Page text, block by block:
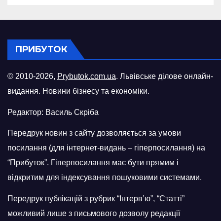
ПРИБУТОК
© 2010-2026, Prybutok.com.ua. Львівське ділове онлайн-
видання. Новини бізнесу та економіки.
Редактор: Василь Скріба
Передрук новин з сайту дозволяється за умови
посилання (для інтернет-видань – гіперпосилання) на
“Прибуток”. Гіперпосилання має бути прямим і
відкритим для індексування пошуковими системами.
Передрук публікацій з рубрик “Інтерв’ю”, “Статті”
можливий лише з письмового дозволу редакції